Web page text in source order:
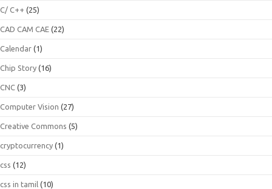
C/ C++ (25)
CAD CAM CAE (22)
Calendar (1)
Chip Story (16)
CNC (3)
Computer Vision (27)
Creative Commons (5)
cryptocurrency (1)
css (12)
css in tamil (10)